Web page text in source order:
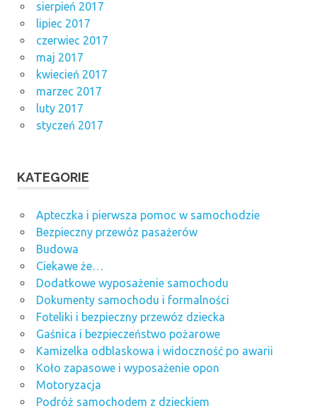
sierpień 2017
lipiec 2017
czerwiec 2017
maj 2017
kwiecień 2017
marzec 2017
luty 2017
styczeń 2017
KATEGORIE
Apteczka i pierwsza pomoc w samochodzie
Bezpieczny przewóz pasażerów
Budowa
Ciekawe że…
Dodatkowe wyposażenie samochodu
Dokumenty samochodu i formalności
Foteliki i bezpieczny przewóz dziecka
Gaśnica i bezpieczeństwo pożarowe
Kamizelka odblaskowa i widoczność po awarii
Koło zapasowe i wyposażenie opon
Motoryzacja
Podróż samochodem z dzieckiem